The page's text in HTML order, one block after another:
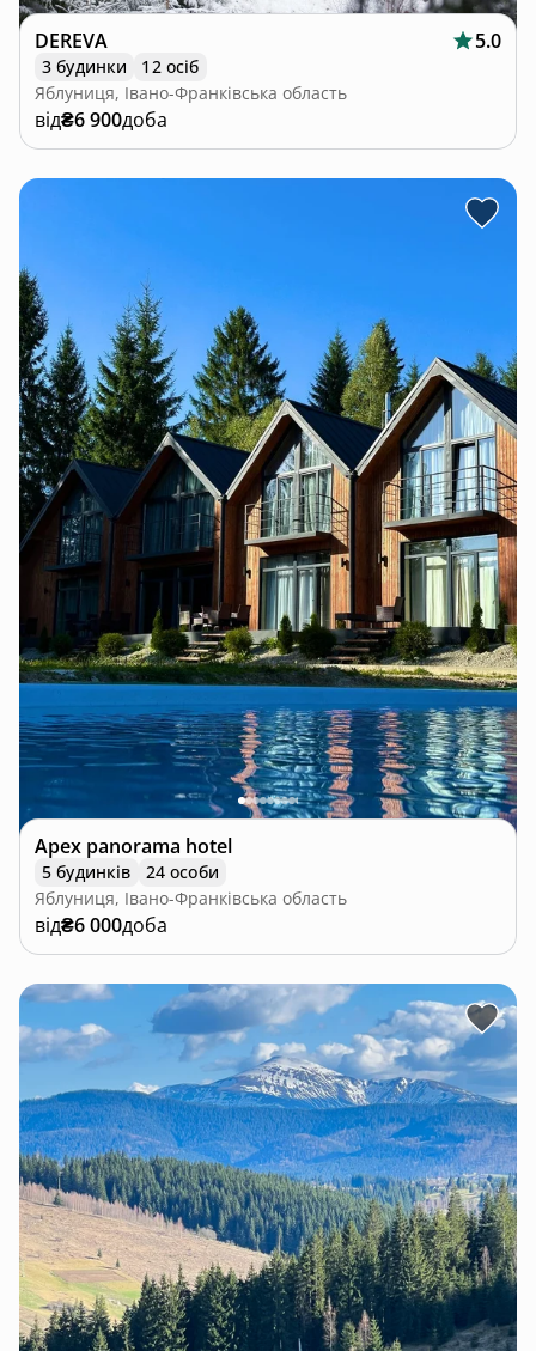
DEREVA 5.0
3 будинки
12 осіб
Яблуниця, Івано-Франківська область
від₴6 900доба
Apex panorama hotel
5 будинків
24 особи
Яблуниця, Івано-Франківська область
від₴6 000доба